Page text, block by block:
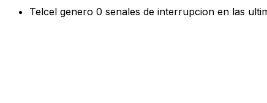
Telcel genero 0 senales de interrupcion en las